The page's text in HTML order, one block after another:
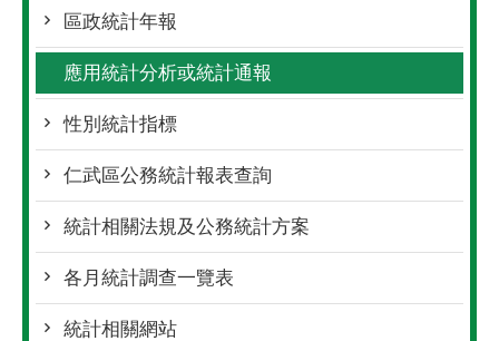
區政統計年報
應用統計分析或統計通報
性別統計指標
仁武區公務統計報表查詢
統計相關法規及公務統計方案
各月統計調查一覽表
統計相關網站